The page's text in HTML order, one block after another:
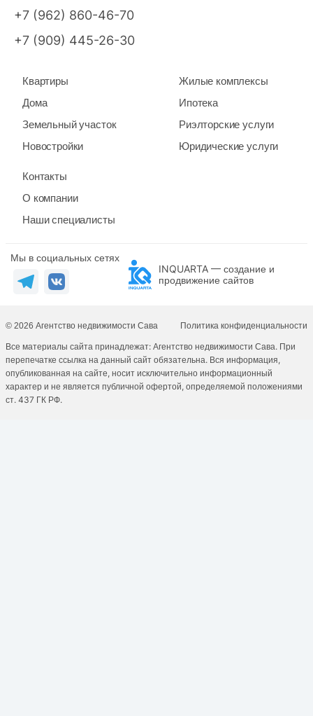
+7 (962) 860-46-70
+7 (909) 445-26-30
Квартиры
Дома
Земельный участок
Новостройки
Жилые комплексы
Ипотека
Риэлторские услуги
Юридические услуги
Контакты
О компании
Наши специалисты
Мы в социальных сетях
INQUARTA — создание и
продвижение сайтов
© 2026 Агентство недвижимости Сава Политика конфиденциальности
Все материалы сайта принадлежат: Агентство недвижимости Сава. При
перепечатке ссылка на данный сайт обязательна. Вся информация,
опубликованная на сайте, носит исключительно информационный
характер и не является публичной офертой, определяемой положениями
ст. 437 ГК РФ.